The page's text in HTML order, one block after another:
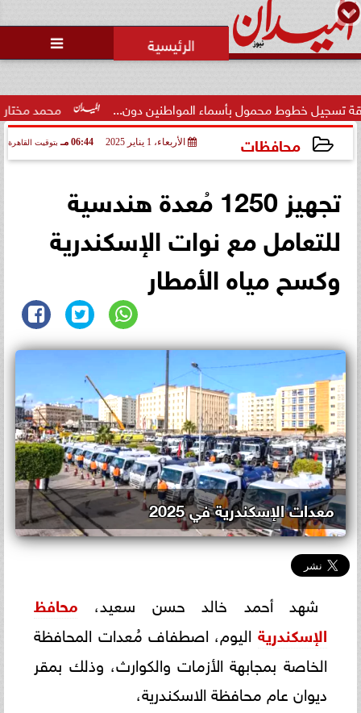

محمد مختار جمعة: بدل محمول بأسماء المواطنين دون...
محافظات الأربعاء، 1 يناير 2025 06:44 مـ بتوقيت القاهرة
تجهيز 1250 مُعدة هندسية
للتعامل مع نوات الإسكندرية
وكسح مياه الأمطار
معدات الإسكندرية في 2025
شهد أحمد خالد حسن سعيد، محافظ
الإسكندرية اليوم، اصطفاف مُعدات المحافظة
الخاصة بمجابهة الأزمات والكوارث، وذلك بمقر
ديوان عام محافظة الاسكندرية،